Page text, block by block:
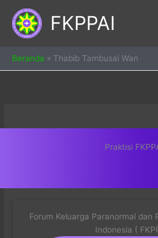
content
FKPPAI
Beranda » Thabib Tambusai Wan
Praktisi
Forum Keluarga Paranormal dan
Indonesia (